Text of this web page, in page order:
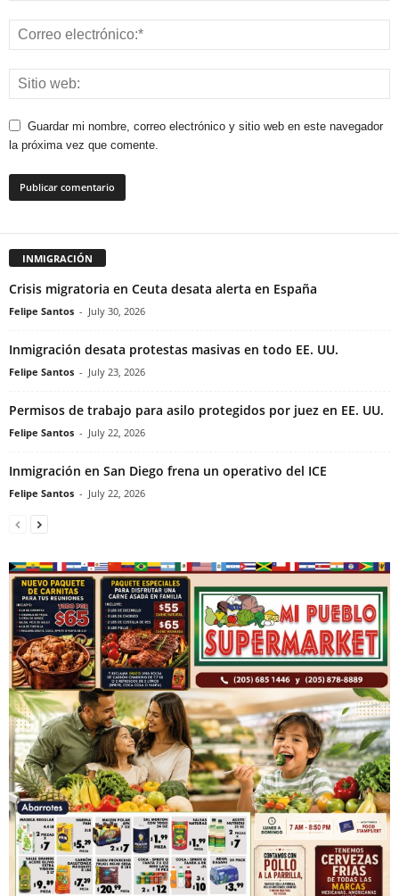
Guardar mi nombre, correo electrónico y sitio web en este navegador
la próxima vez que comente.
INMIGRACIÓN
Crisis migratoria en Ceuta desata alerta en España
Felipe Santos - July 30, 2026
Inmigración desata protestas masivas en todo EE. UU.
Felipe Santos - July 23, 2026
Permisos de trabajo para asilo protegidos por juez en EE. UU.
Felipe Santos - July 22, 2026
Inmigración en San Diego frena un operativo del ICE
Felipe Santos - July 22, 2026